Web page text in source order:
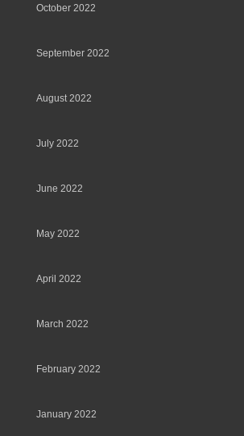
October 2022
September 2022
August 2022
July 2022
June 2022
May 2022
April 2022
March 2022
February 2022
January 2022